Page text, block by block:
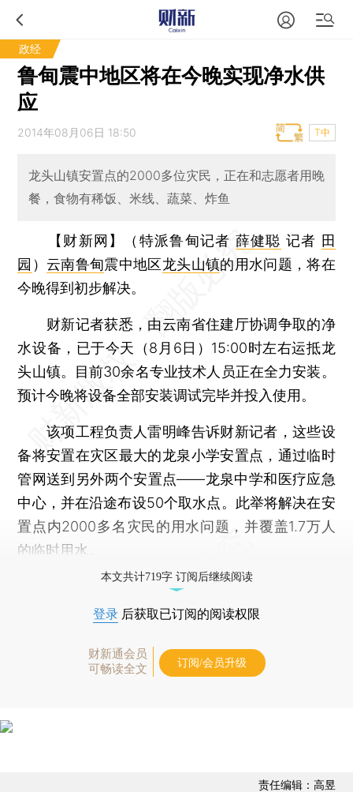
政经
鲁甸震中地区将在今晚实现净水供
应
2014年08月06日 18:50 T中
龙头山镇安置点的2000多位灾民，正在和志愿者用晚
餐，食物有稀饭、米线、蔬菜、炸鱼
【财新网】（特派鲁甸记者 薛健聪 记者 田
园 ） 云南鲁甸震中地区龙头山镇的用水问题，将在
今晚得到初步解决。
财新记者获悉，由云南省住建厅协调争取的净
水设备，已于今天（8月6日）15:00时左右运抵龙
头山镇。目前30余名专业技术人员正在全力安装。
预计今晚将设备全部安装调试完毕并投入使用。
该项工程负责人雷明峰告诉财新记者，这些设
备将安置在灾区最大的龙泉小学安置点，通过临时
管网送到另外两个安置点——龙泉中学和医疗应急
中心，并在沿途布设50个取水点。此举将解决在安
置点内2000多名灾民的用水问题，并覆盖1.7万人
的临时用水。
本文共计719字 订阅后继续阅读
登录 后获取已订阅的阅读权限
财新通会员
可畅读全文
订阅/会员升级
责任编辑：高昱